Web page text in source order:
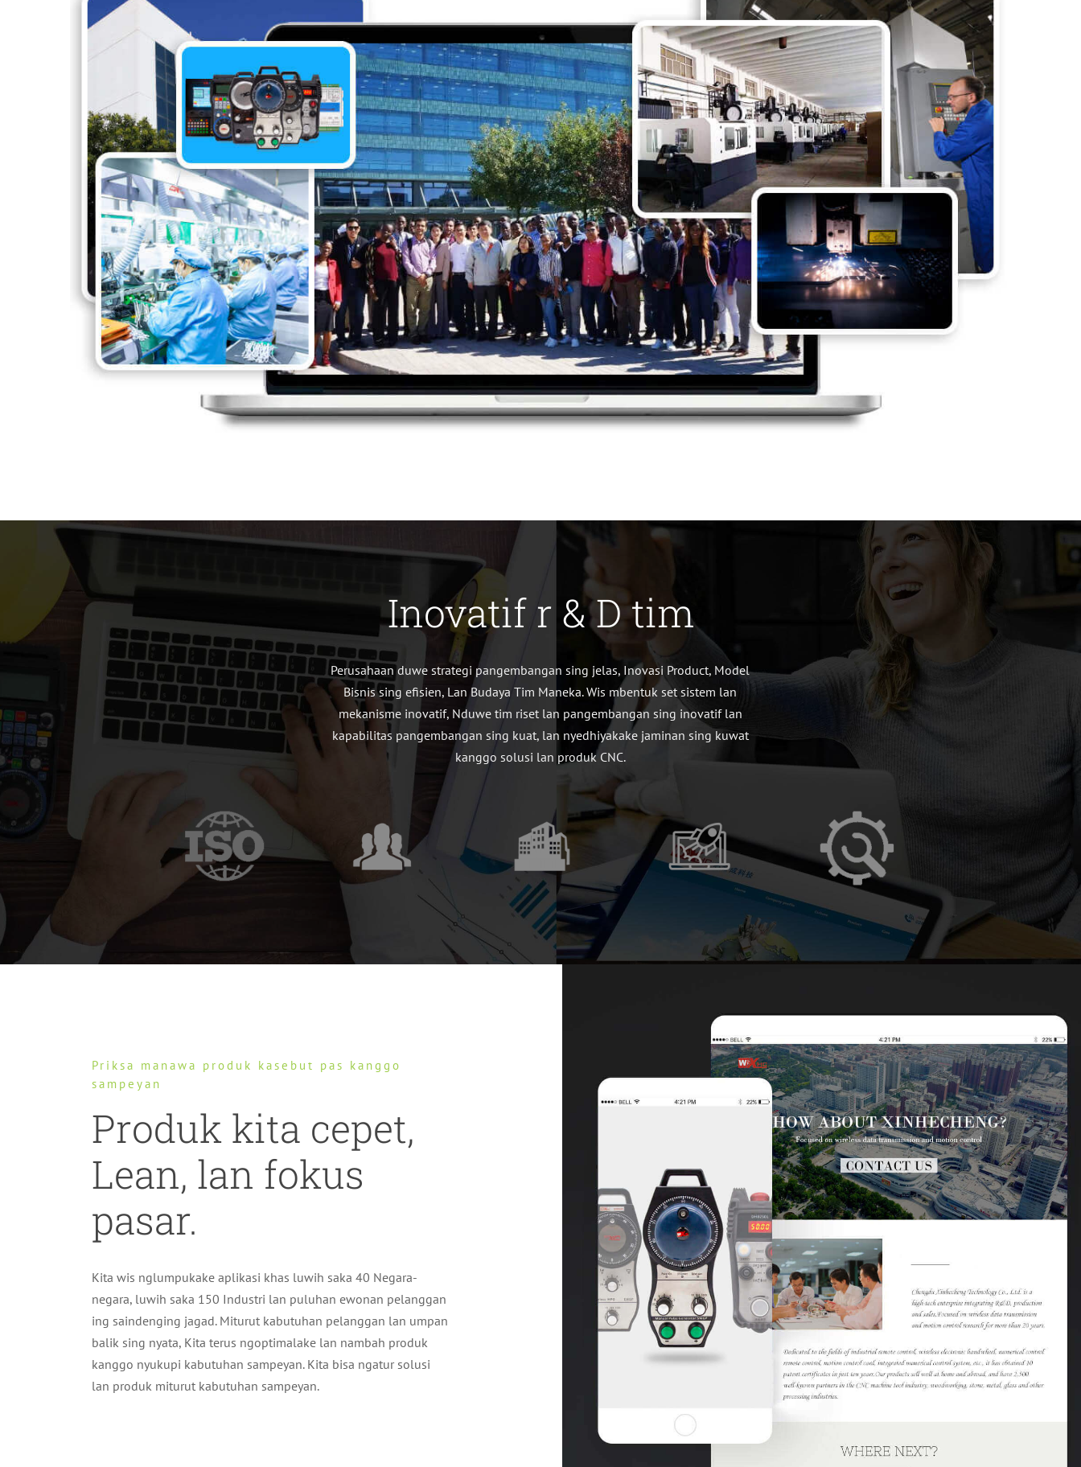
Inovatif r & D tim
Perusahaan duwe strategi pangembangan sing jelas, Inovasi Product, Model
Bisnis sing efisien, Lan Budaya Tim Maneka. Wis mbentuk set sistem lan
mekanisme inovatif, Nduwe tim riset lan pangembangan sing inovatif lan
kapabilitas pangembangan sing kuat, lan nyedhiyakake jaminan sing kuwat
kanggo solusi lan produk CNC.
Priksa manawa produk kasebut pas kanggo
sampeyan
Produk kita cepet,
Lean, lan fokus
pasar.
Kita wis nglumpukake aplikasi khas luwih saka 40 Negara-
negara, luwih saka 150 Industri lan puluhan ewonan pelanggan
ing saindenging jagad. Miturut kabutuhan pelanggan lan umpan
balik sing nyata, Kita terus ngoptimalake lan nambah produk
kanggo nyukupi kabutuhan sampeyan. Kita bisa ngatur solusi
lan produk miturut kabutuhan sampeyan.